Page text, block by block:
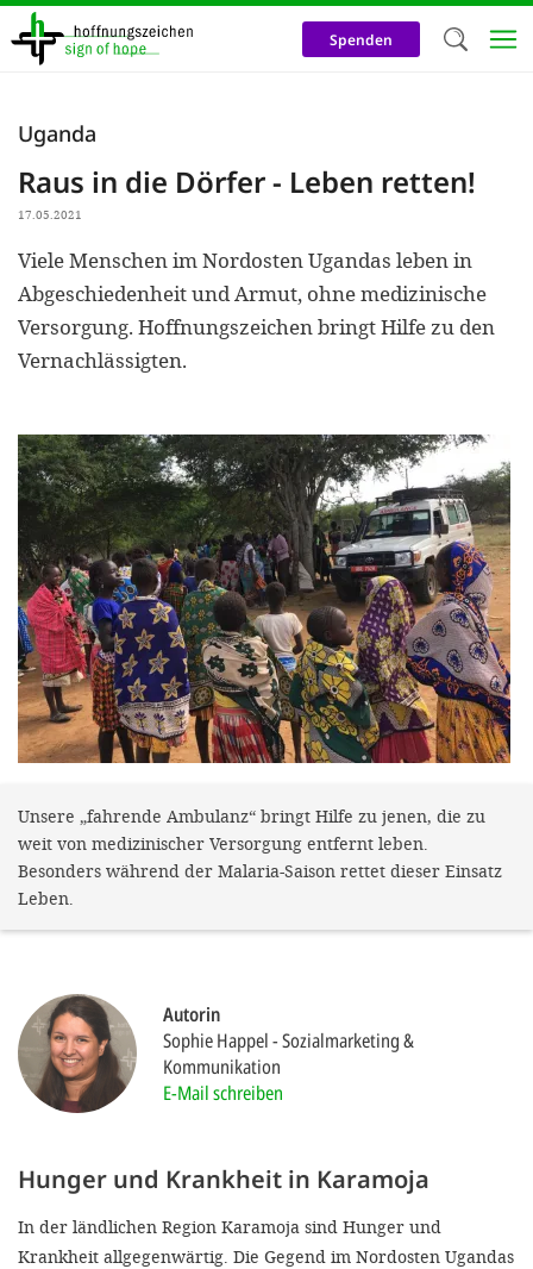
Direkt
zum
Inhalt
Spenden
Uganda
Raus in die Dörfer - Leben retten!
17.05.2021
Viele Menschen im Nordosten Ugandas leben in
Abgeschiedenheit und Armut, ohne medizinische
Versorgung. Hoffnungszeichen bringt Hilfe zu den
Vernachlässigten.
Unsere „fahrende Ambulanz“ bringt Hilfe zu jenen, die zu
weit von medizinischer Versorgung entfernt leben.
Besonders während der Malaria-Saison rettet dieser Einsatz
Leben.
Autorin
Sophie Happel Sozialmarketing &
Kommunikation
E-Mail schreiben
Hunger und Krankheit in Karamoja
In der ländlichen Region Karamoja sind Hunger und
Krankheit allgegenwärtig. Die Gegend im Nordosten Ugandas
Wir
nutzen
helfen
Online-
und
unsere
den